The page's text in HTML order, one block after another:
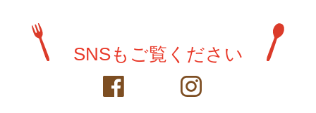
SNSもご覧ください